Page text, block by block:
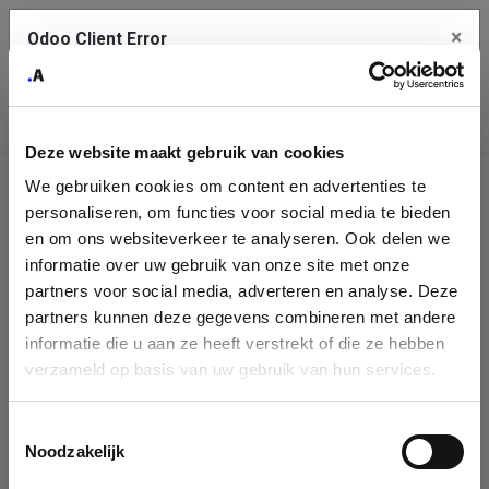
Deze website maakt gebruik van cookies
We gebruiken cookies om content en advertenties te
personaliseren, om functies voor social media te bieden
en om ons websiteverkeer te analyseren. Ook delen we
informatie over uw gebruik van onze site met onze
partners voor social media, adverteren en analyse. Deze
partners kunnen deze gegevens combineren met andere
informatie die u aan ze heeft verstrekt of die ze hebben
verzameld op basis van uw gebruik van hun services.
Noodzakelijk
Company
Identification
Please fill in your company details
You can search a company in our database by name, VAT or
enterprise ID. When a company is selected it will auto-complete the
form. If you don't find your company in our database, you can create
Odoo Client Error ×
service.
See details
Ok